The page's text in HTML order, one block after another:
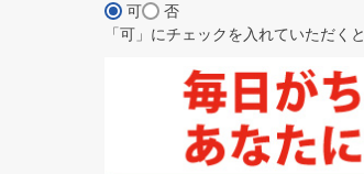
可
否
「可」にチェックを入れていただくと